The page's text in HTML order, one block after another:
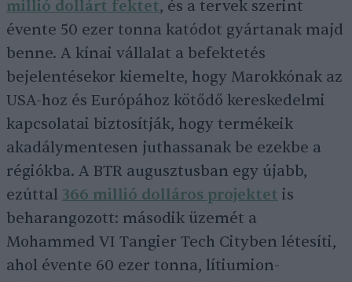
millió dollárt fektet, és a tervek szerint
évente 50 ezer tonna katódot gyártanak majd
benne. A kínai vállalat a befektetés
bejelentésekor kiemelte, hogy Marokkónak az
USA-hoz és Európához kötődő kereskedelmi
kapcsolatai biztosítják, hogy termékeik
akadálymentesen juthassanak be ezekbe a
régiókba. A BTR augusztusban egy újabb,
ezúttal 366 millió dolláros projektet is
beharangozott: második üzemét a
Mohammed VI Tangier Tech Cityben létesíti,
ahol évente 60 ezer tonna, lítiumion-